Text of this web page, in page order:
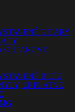
GITARY
BICIE
LP PLATNE